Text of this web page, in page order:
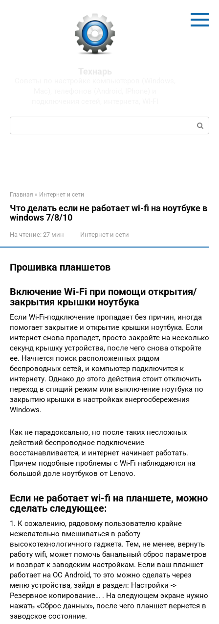
Поиск:
Главная » Интернет и сети
Что делать если не работает wi-fi на ноутбуке в
windows 7/8/10
На чтение: 27 мин Интернет и сети
Прошивка планшетов
Включение Wi-Fi при помощи открытия/
закрытия крышки ноутбука
Если Wi-Fi-подключение пропадает без причин, иногда
помогает закрытие и открытие крышки ноутбука. Если
интернет снова пропадет, просто закройте на несколько
секунд крышку устройства, после чего снова откройте
ее. Начнется поиск расположенных рядом
беспроводных сетей, и компьютер подключится к
интернету. Однако до этого действия стоит отключить
переход в спящий режим или выключение ноутбука по
закрытию крышки в настройках энергосбережения
Windows.
Как не парадоксально, но после таких несложных
действий беспроводное подключение
восстанавливается, и интернет начинает работать.
Причем подобные проблемы с Wi-Fi наблюдаются на
большой доле ноутбуков от Lenovo.
Если не работает wi-fi на планшете, можно
сделать следующее:
1. К сожалению, рядовому пользователю крайне
нежелательно вмешиваться в работу
высокотехнологичного гаджета. Тем, не менее, вернуть
работу wifi, может помочь банальный сброс параметров
и возврат к заводским настройкам. Если ваш планшет
работает на ОС Android, то это можно сделать через
меню устройства, зайдя в раздел: Настройки ->
Резервное копирование… . На следующем экране нужно
нажать «Сброс данных», после чего планшет вернется в
заводское состояние.